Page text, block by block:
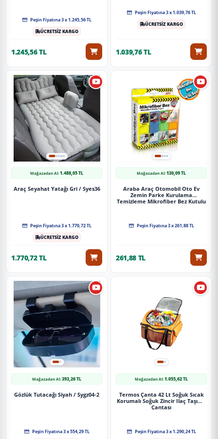
Peşin Fiyatına 3 x 1.245,56 TL
ÜCRETSİZ KARGO
1.245,56 TL
Peşin Fiyatına 3 x 1.039,76 TL
ÜCRETSİZ KARGO
1.039,76 TL
Mağazadan Al:1.488,05 TL
Araç Seyahat Yatağı Gri / Syes36
Peşin Fiyatına 3 x 1.770,72 TL
ÜCRETSİZ KARGO
1.770,72 TL
Mağazadan Al:130,09 TL
Araba Araç Otomobil Oto Ev
Zemin Parke Kurulama
Temizleme Mikrofiber Bez Kutulu
Peşin Fiyatına 3 x 261,88 TL
261,88 TL
Mağazadan Al:393,26 TL
Gözlük Tutacağı Siyah / Sygz04-2
Peşin Fiyatına 3 x 554,29 TL
Mağazadan Al:1.055,62 TL
Termos Çanta 42 Lt Soğuk Sıcak
Korumalı Soğuk Zincir Ilaç Taşıma
Çantası
Peşin Fiyatına 3 x 1.290,24 TL